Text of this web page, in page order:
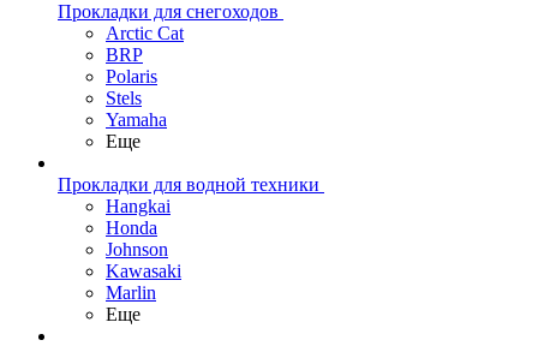
Прокладки для снегоходов
Arctic Cat
BRP
Polaris
Stels
Yamaha
Еще
Прокладки для водной техники
Hangkai
Honda
Johnson
Kawasaki
Marlin
Еще